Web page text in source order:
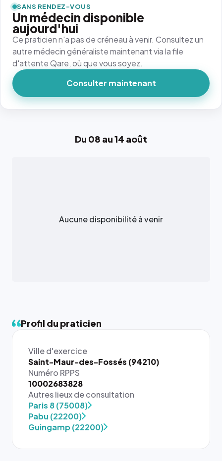
Du 08 au 14 août
Aucune disponibilité à venir
Profil du praticien
Ville d'exercice
Saint-Maur-des-Fossés (94210)
Numéro RPPS
10002683828
Autres lieux de consultation
Paris 8 (75008)
Pabu (22200)
Guingamp (22200)
SANS RENDEZ-VOUS
Un médecin disponible
aujourd'hui
Ce praticien n'a pas de créneau à venir. Consultez un
autre médecin généraliste maintenant via la file
d'attente Qare, où que vous soyez.
Consulter maintenant
{# 40×40
: la taille
rendue par
`.profile-